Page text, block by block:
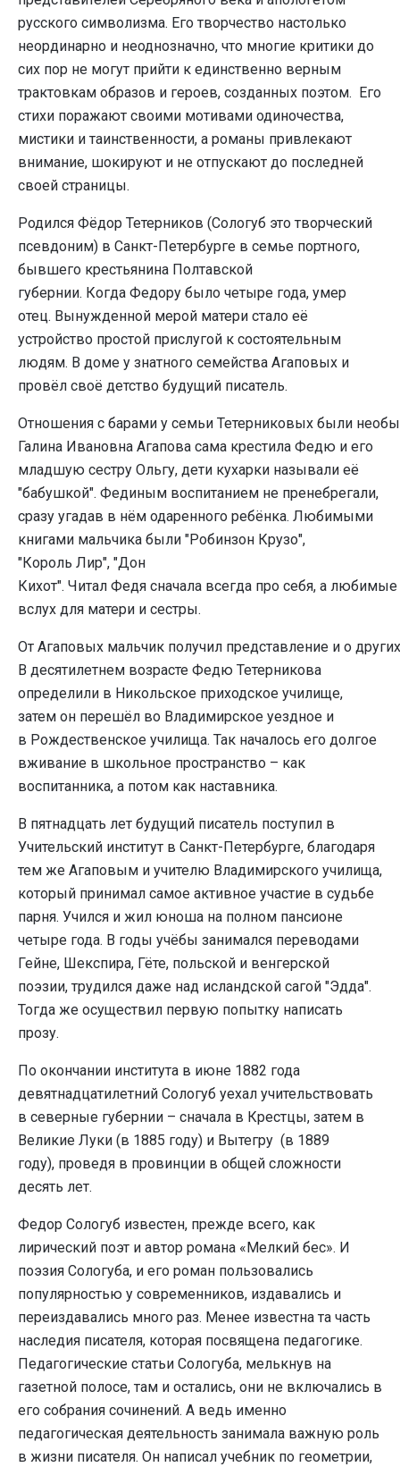
русского символизма. Его творчество настолько
неординарно и неоднозначно, что многие критики до
сих пор не могут прийти к единственно верным
трактовкам образов и героев, созданных поэтом. Его
стихи поражают своими мотивами одиночества,
мистики и таинственности, а романы привлекают
внимание, шокируют и не отпускают до последней
своей страницы.
Родился Фёдор Тетерников (Сологуб это творческий
псевдоним) в Санкт-Петербурге в семье портного,
бывшего крестьянина Полтавской
губернии. Когда Федору было четыре года, умер
отец. Вынужденной мерой матери стало её
устройство простой прислугой к состоятельным
людям. В доме у знатного семейства Агаповых и
провёл своё детство будущий писатель.
Отношения с барами у семьи Тетерниковых были
Галина Ивановна Агапова сама крестила Федю и его
младшую сестру Ольгу, дети кухарки называли её
"бабушкой". Фединым воспитанием не пренебрегали,
сразу угадав в нём одаренного ребёнка. Любимыми
книгами мальчика были "Робинзон Крузо",
"Король Лир", "Дон
Кихот". Читал Федя сначала всегда про себя, а
вслух для матери и сестры.
От Агаповых мальчик получил представление и о
В десятилетнем возрасте Федю Тетерникова
определили в Никольское приходское училище,
затем он перешёл во Владимирское уездное и
в Рождественское училища. Так началось его долгое
вживание в школьное пространство – как
воспитанника, а потом как наставника.
В пятнадцать лет будущий писатель поступил в
Учительский институт в Санкт-Петербурге, благодаря
тем же Агаповым и учителю Владимирского училища,
который принимал самое активное участие в судьбе
парня. Учился и жил юноша на полном пансионе
четыре года. В годы учёбы занимался переводами
Гейне, Шекспира, Гёте, польской и венгерской
поэзии, трудился даже над исландской сагой "Эдда".
Тогда же осуществил первую попытку написать
прозу.
По окончании института в июне 1882 года
девятнадцатилетний Сологуб уехал учительствовать
в северные губернии – сначала в Крестцы, затем в
Великие Луки (в 1885 году) и Вытегру (в 1889
году), проведя в провинции в общей сложности
десять лет.
Федор Сологуб из­вестен, прежде всего, как
лирический поэт и автор романа «Мелкий бес». И
поэзия Сологуба, и его роман пользовались
популярностью у современ­ников, издавались и
переиздавались много раз. Менее известна та часть
наследия писателя, которая посвящена педагогике.
Педагогические статьи Сологуба, мелькнув на
газетной полосе, там и оста­лись, они не включались в
его собрания сочинений. А ведь именно
педагогическая деятельность занимала важную роль
в жизни писателя. Он написал учебник по геометрии,